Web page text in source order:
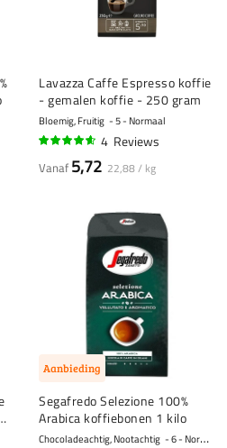
Lavazza Caffe Espresso koffie
- gemalen koffie - 250 gram
Bloemig, Fruitig 5 - Normaal
4 Reviews
Vanaf 5,72 22,88 / kg
Aanbieding
Segafredo Selezione 100%
Arabica koffiebonen 1 kilo
Chocoladeachtig, Nootachtig 6 - Normaal